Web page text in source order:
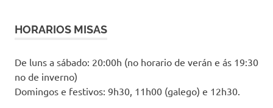
HORARIOS MISAS
De luns a sábado: 20:00h (no horario de verán e ás 19:30
no de inverno)
Domingos e festivos: 9h30, 11h00 (galego) e 12h30.